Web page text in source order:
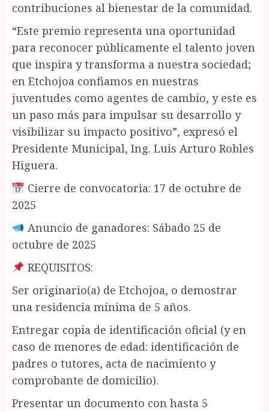
contribuciones al bienestar de la comunidad.
“Este premio representa una oportunidad
para reconocer públicamente el talento joven
que inspira y transforma a nuestra sociedad;
en Etchojoa confiamos en nuestras
juventudes como agentes de cambio, y este es
un paso más para impulsar su desarrollo y
visibilizar su impacto positivo”, expresó el
Presidente Municipal, Ing. Luis Arturo Robles
Higuera.
Cierre de convocatoria: 17 de octubre de
2025
Anuncio de ganadores: Sábado 25 de
octubre de 2025
REQUISITOS:
Ser originario(a) de Etchojoa, o demostrar
una residencia mínima de 5 años.
Entregar copia de identificación oficial (y en
caso de menores de edad: identificación de
padres o tutores, acta de nacimiento y
comprobante de domicilio).
Presentar un documento con hasta 5